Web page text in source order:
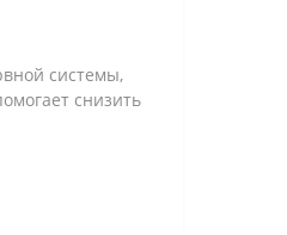
системы,
снизить